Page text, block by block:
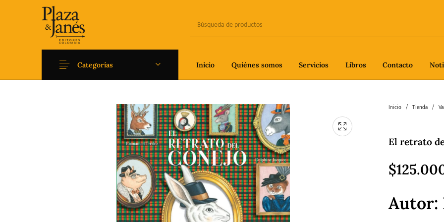
Inicio Quiénes somos Servicios Libros Contacto
Categorías
Ficción Filosofía Gastronomía
Literatura universal y
Clásicos
Pedagogía Poesía
Inicio / Tienda /
El retrato
$
Autor: